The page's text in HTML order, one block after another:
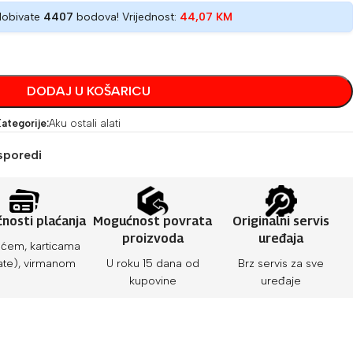
4407 bodova! Vrijednost: 44,07 KM
DODAJ U KOŠARICU
Aku ostali alati
plaćanja
karticama
virmanom
Mogućnost povrata
proizvoda
U roku 15 dana od
kupovine
Originalni servis
uređaja
Brz servis za sve
uređaje